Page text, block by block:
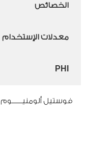
الخصائص
معدلات الإستخدام
PHI
فوستيل ألومنيـــــــوم 80 % WP